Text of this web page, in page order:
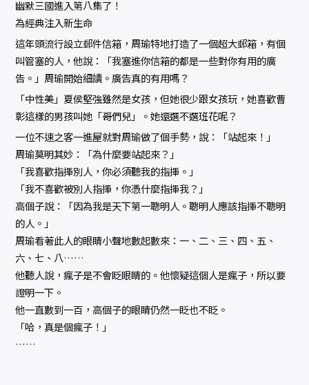
幽默三國進入第八集了！
為經典注入新生命
這年頭流行設立郵件信箱，周瑜特地打造了一個超大郵箱，有個
叫管塞的人，他說：「我塞進你信箱的都是一些對你有用的廣
告。」周瑜開始細讀。廣告真的有用嗎？
「中性美」夏侯堅強雖然是女孩，但她很少跟女孩玩，她喜歡曹
彰這樣的男孩叫她「哥們兒」。她還選不選班花呢？
一位不速之客一進屋就對周瑜做了個手勢，說：「站起來！」
周瑜莫明其妙：「為什麼要站起來？」
「我喜歡指揮別人，你必須聽我的指揮。」
「我不喜歡被別人指揮，你憑什麼指揮我？」
高個子說：「因為我是天下第一聰明人。聰明人應該指揮不聰明
的人。」
周瑜看著此人的眼睛小聲地數起數來：一、二、三、四、五、
六、七、八……
他聽人說，瘋子是不會眨眼睛的。他懷疑這個人是瘋子，所以要
證明一下。
他一直數到一百，高個子的眼睛仍然一眨也不眨。
「哈，真是個瘋子！」
……